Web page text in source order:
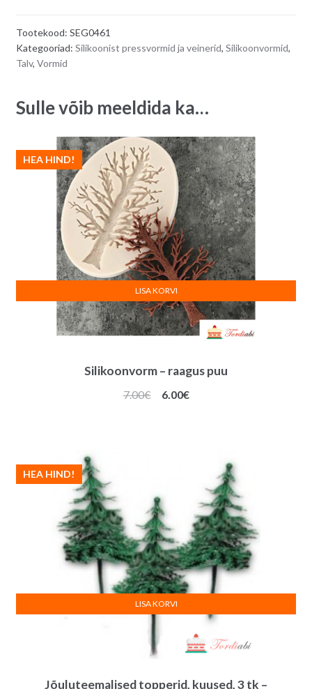
Tootekood: SEG0461
Kategooriad: Silikoonist pressvormid ja veinerid, Silikoonvormid,
Talv, Vormid
Sulle võib meeldida ka…
Silikoonvorm – raagus puu
HEA HIND!
7.00€
Algne
6.00€Praegune
LISA KORVI
Jõuluteemalised topperid, kuused, 3 tk –
HEA HIND!
LISA KORVI